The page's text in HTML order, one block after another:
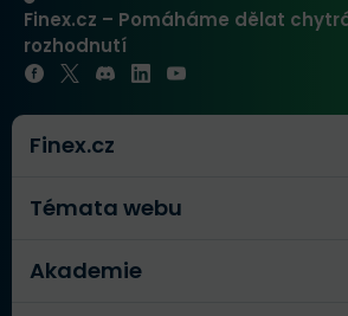
Finex.cz – Pomáháme dělat
rozhodnutí
Finex.cz
Témata webu
Akademie